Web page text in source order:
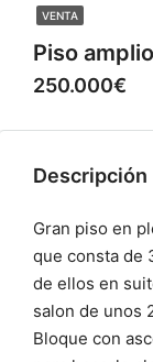
VENTA
Piso
250.000€
Descripción
Gran piso en
que consta de
de ellos en
salon de unos
Bloque con